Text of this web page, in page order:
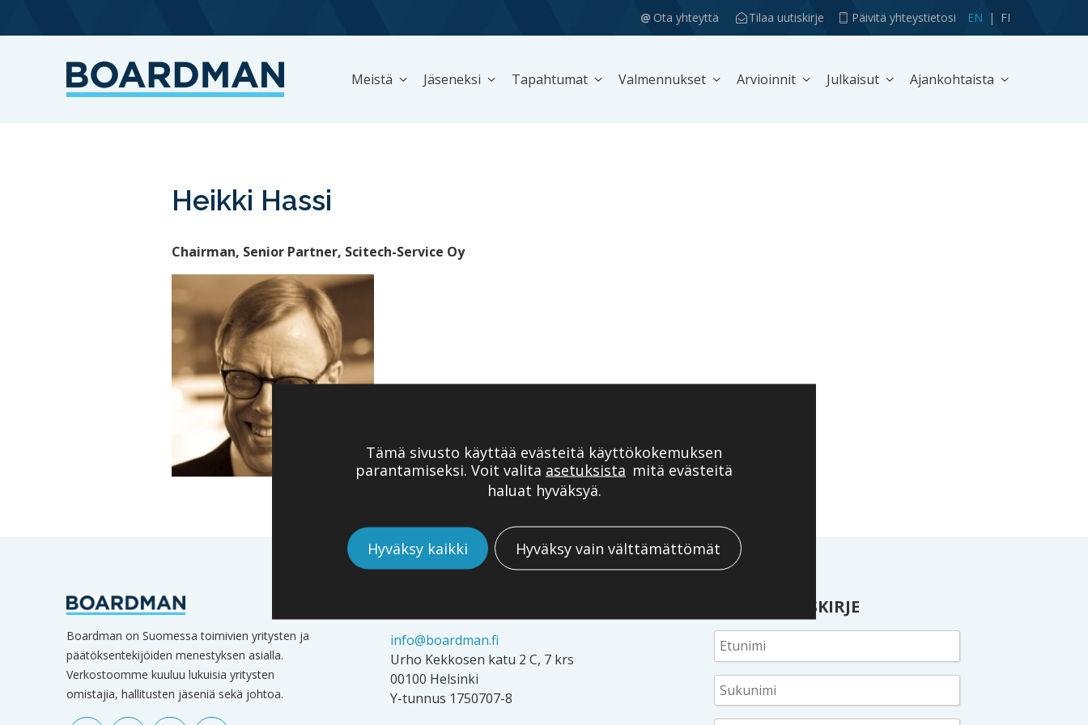
EN FI
Ota yhteyttä Tilaa uutiskirje Päivitä yhteystietosi
Meistä Jäseneksi Tapahtumat Valmennukset Arvioinnit Julkaisut Ajankohtaista
Heikki Hassi
Chairman, Senior Partner, Scitech-Service Oy
Boardman on Suomessa toimivien yritysten ja
päätöksentekijöiden menestyksen asialla.
Verkostoomme kuuluu lukuisia yritysten
omistajia, hallitusten jäseniä sekä johtoa.
info@boardman.fi
Urho Kekkosen katu 2 C, 7 krs
00100 Helsinki
Y-tunnus 1750707-8
TILAA UUTISKIRJE
Tämä sivusto käyttää evästeitä käyttökokemuksen
parantamiseksi. Voit valita asetuksista mitä evästeitä
haluat hyväksyä.
Hyväksy kaikki Hyväksy vain välttämättömät